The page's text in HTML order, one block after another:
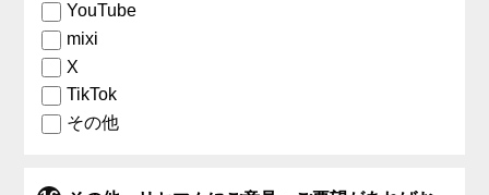
YouTube
mixi
X
TikTok
その他